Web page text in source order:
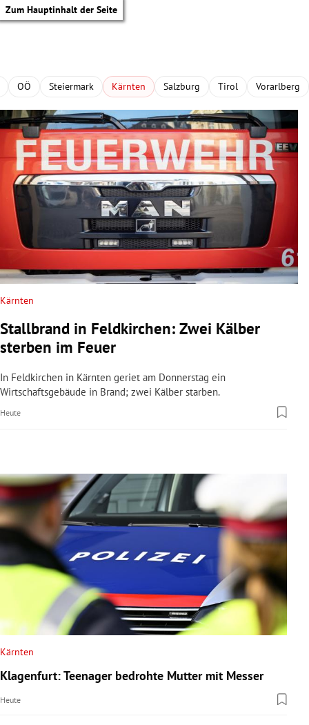
Zum Hauptinhalt der Seite
Untermenü
Untermenü
Untermenü
Untermenü
Untermenü
Untermenü
Untermenü
OÖ Steiermark Kärnten Salzburg Tirol Vorarlberg
Kärnten
Stallbrand in Feldkirchen: Zwei Kälber
sterben im Feuer
In Feldkirchen in Kärnten geriet am Donnerstag ein
Wirtschaftsgebäude in Brand; zwei Kälber starben.
Heute
Kärnten
Klagenfurt: Teenager bedrohte Mutter mit Messer
Heute